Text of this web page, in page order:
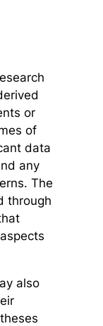
or
of
data
any
The
through
also